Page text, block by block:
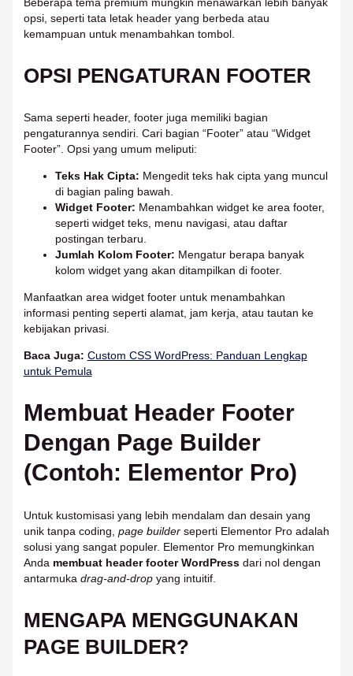
opsi, seperti tata letak header yang berbeda atau
kemampuan untuk menambahkan tombol.
OPSI PENGATURAN FOOTER
Sama seperti header, footer juga memiliki bagian
pengaturannya sendiri. Cari bagian “Footer” atau “Widget
Footer”. Opsi yang umum meliputi:
Teks Hak Cipta: Mengedit teks hak cipta yang muncul
di bagian paling bawah.
Widget Footer: Menambahkan widget ke area footer,
seperti widget teks, menu navigasi, atau daftar
postingan terbaru.
Jumlah Kolom Footer: Mengatur berapa banyak
kolom widget yang akan ditampilkan di footer.
Manfaatkan area widget footer untuk menambahkan
informasi penting seperti alamat, jam kerja, atau tautan ke
kebijakan privasi.
Baca Juga: Custom CSS WordPress: Panduan Lengkap
untuk Pemula
Membuat Header Footer
Dengan Page Builder
(Contoh: Elementor Pro)
Untuk kustomisasi yang lebih mendalam dan desain yang
unik tanpa coding, page builderseperti Elementor Pro adalah
solusi yang sangat populer. Elementor Pro memungkinkan
Anda membuat header footer WordPressdari nol dengan
antarmuka drag-and-dropyang intuitif.
MENGAPA MENGGUNAKAN
PAGE BUILDER?